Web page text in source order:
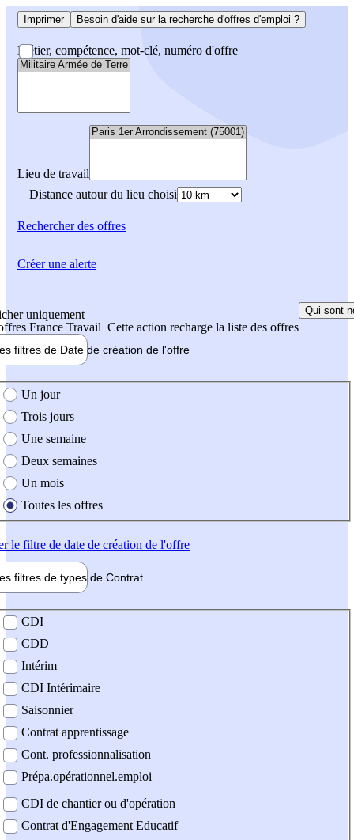
Imprimer Besoin d'aide sur la recherche d'offres d'emploi ?
Métier, compétence, mot-clé, numéro d'offre
Lieu de travail
Distance autour du lieu choisi
Rechercherdes offres
uniquement
France Travail Cette action recharge la liste des offres
Qui sont
filtres de Date de création de l'offre
création de l'offre
Un jour
Trois jours
Une semaine
Deux semaines
Un mois
Toutes les offres
le filtre de date de création de l'offre
filtres de types de Contrat
contrat
CDI
CDD
Intérim
CDI Intérimaire
Saisonnier
Contrat apprentissage
Cont. professionnalisation
Prépa.opérationnel.emploi
CDI de chantier ou d'opération
Contrat d'Engagement Educatif
Créer une alerte